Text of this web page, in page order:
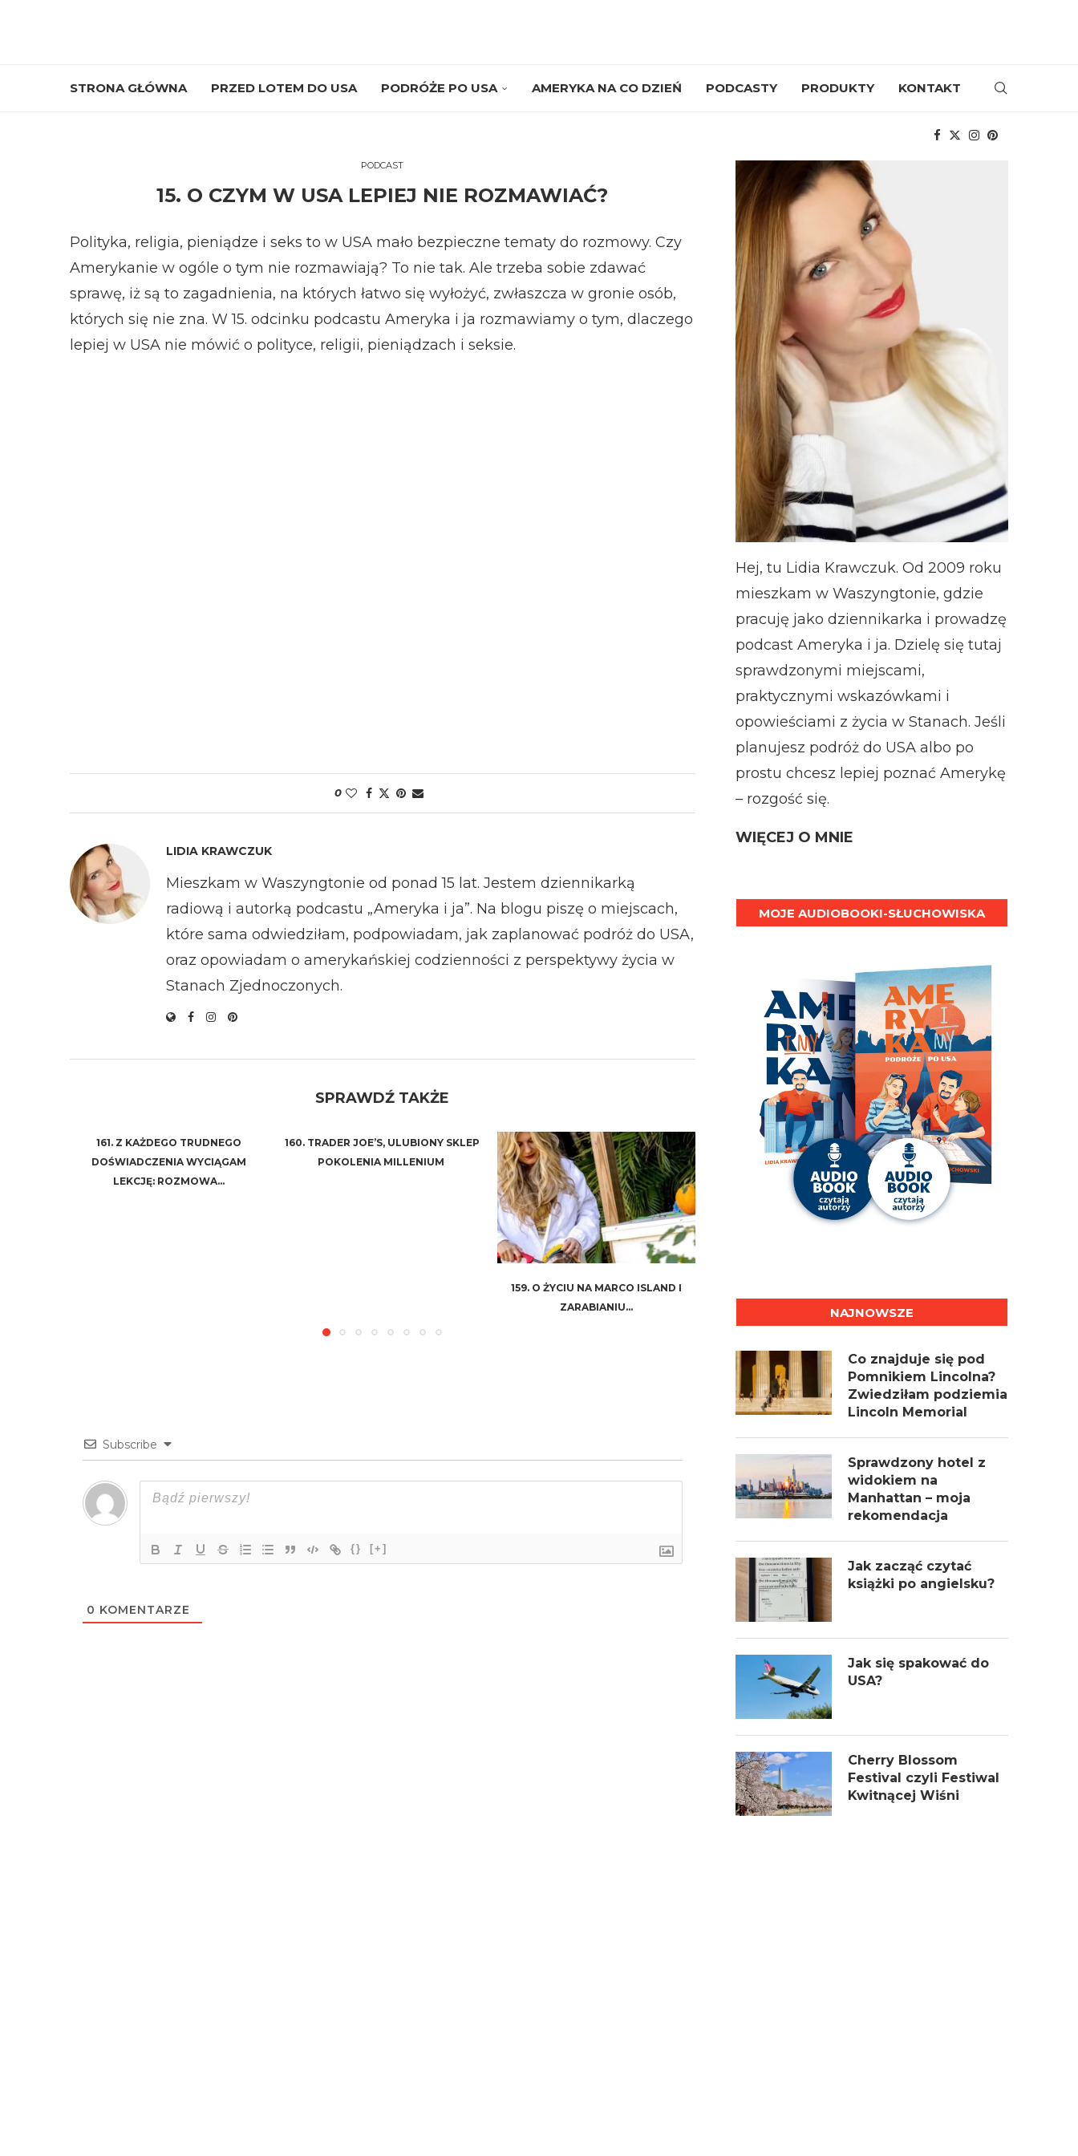
STRONA GŁÓWNA PRZED LOTEM DO USA PODRÓŻE PO USA AMERYKA NA CO DZIEŃ PODCASTY PRODUKTY KONTAKT
PODCAST
15. O CZYM W USA LEPIEJ NIE ROZMAWIAĆ?
Polityka, religia, pieniądze i seks to w USA mało bezpieczne tematy do rozmowy. Czy
Amerykanie w ogóle o tym nie rozmawiają? To nie tak. Ale trzeba sobie zdawać
sprawę, iż są to zagadnienia, na których łatwo się wyłożyć, zwłaszcza w gronie osób,
których się nie zna. W 15. odcinku podcastu Ameryka i ja rozmawiamy o tym, dlaczego
lepiej w USA nie mówić o polityce, religii, pieniądzach i seksie.
0
LIDIA KRAWCZUK
Mieszkam w Waszyngtonie od ponad 15 lat. Jestem dziennikarką
radiową i autorką podcastu „Ameryka i ja”. Na blogu piszę o miejscach,
które sama odwiedziłam, podpowiadam, jak zaplanować podróż do USA,
oraz opowiadam o amerykańskiej codzienności z perspektywy życia w
Stanach Zjednoczonych.
SPRAWDŹ TAKŻE
161. Z KAŻDEGO TRUDNEGO
DOŚWIADCZENIA WYCIĄGAM
LEKCJĘ: ROZMOWA...
160. TRADER JOE’S, ULUBIONY SKLEP
POKOLENIA MILLENIUM
159. O ŻYCIU NA MARCO ISLAND I
ZARABIANIU...
BIAŁEGO DOMU (NA CHWILĘ)
Subscribe
{} [+]
0 KOMENTARZE
Hej, tu Lidia Krawczuk. Od 2009 roku
mieszkam w Waszyngtonie, gdzie
pracuję jako dziennikarka i prowadzę
podcast Ameryka i ja. Dzielę się tutaj
sprawdzonymi miejscami,
praktycznymi wskazówkami i
opowieściami z życia w Stanach. Jeśli
planujesz podróż do USA albo po
prostu chcesz lepiej poznać Amerykę
– rozgość się.
WIĘCEJ O MNIE
MOJE AUDIOBOOKI-SŁUCHOWISKA
NAJNOWSZE
Co znajduje się pod
Pomnikiem Lincolna?
Zwiedziłam podziemia
Lincoln Memorial
Sprawdzony hotel z
widokiem na
Manhattan – moja
rekomendacja
Jak zacząć czytać
książki po angielsku?
Jak się spakować do
USA?
Cherry Blossom
Festival czyli Festiwal
Kwitnącej Wiśni